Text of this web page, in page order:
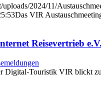
2024/11/
Das VIR
Reisevertrieb e.V.
Digital-Touristik VIR blickt